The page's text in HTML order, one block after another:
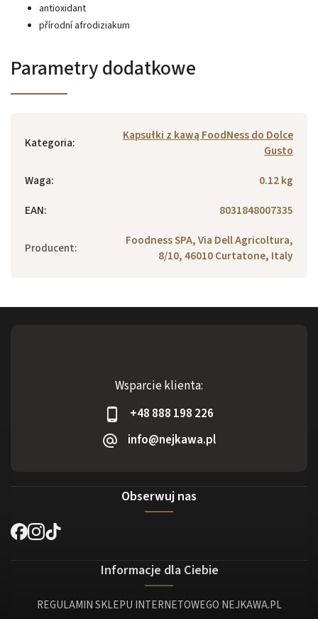
antioxidant
přírodní afrodiziakum
Parametry dodatkowe
Kategoria:
Kapsułki z kawą FoodNess do Dolce
Gusto
Waga:
0.12 kg
EAN: 8031848007335
Producent:
Foodness SPA, Via Dell Agricoltura,
8/10, 46010 Curtatone, Italy
Wsparcie klienta:
+48 888 198 226
info@nejkawa.pl
Obserwuj nas
Informacje dla Ciebie
REGULAMIN SKLEPU INTERNETOWEGO NEJKAWA.PL